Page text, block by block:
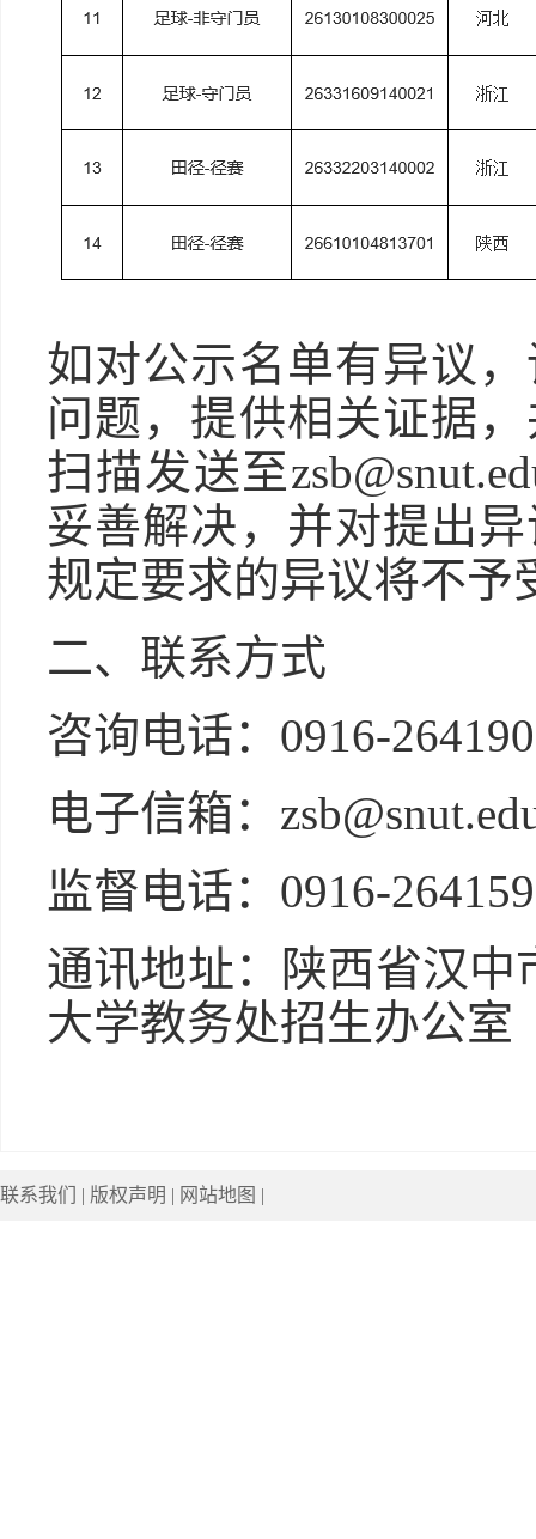
如对公示名单有异议
问题，提供相关证据
扫描发送至
妥善解决，并对提出
规定要求的异议将不予
二、联系方式
咨询电话：0916-
电子信箱：
监督电话：0916-
通讯地址：陕西省汉
大学教务处招生办公室
联系我们 | 版权声明 | 网站地图 |